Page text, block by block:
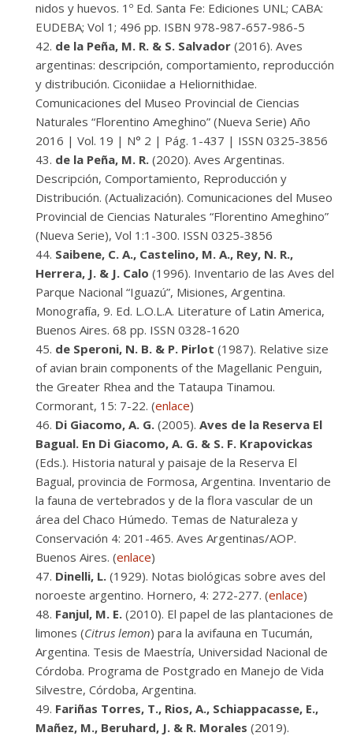
nidos y huevos. 1º Ed. Santa Fe: Ediciones UNL; CABA:
EUDEBA; Vol 1; 496 pp. ISBN 978-987-657-986-5
de la Peña, M. R. & S. Salvador (2016). Aves
argentinas: descripción, comportamiento, reproducción
y distribución. Ciconiidae a Heliornithidae.
Comunicaciones del Museo Provincial de Ciencias
Naturales “Florentino Ameghino” (Nueva Serie) Año
2016 | Vol. 19 | N° 2 | Pág. 1-437 | ISSN 0325-3856
de la Peña, M. R. (2020). Aves Argentinas.
Descripción, Comportamiento, Reproducción y
Distribución. (Actualización). Comunicaciones del Museo
Provincial de Ciencias Naturales “Florentino Ameghino”
(Nueva Serie), Vol 1:1-300. ISSN 0325-3856
Saibene, C. A., Castelino, M. A., Rey, N. R.,
Herrera, J. & J. Calo (1996). Inventario de las Aves del
Parque Nacional “Iguazú”, Misiones, Argentina.
Monografía, 9. Ed. L.O.L.A. Literature of Latin America,
Buenos Aires. 68 pp. ISSN 0328-1620
de Speroni, N. B. & P. Pirlot (1987). Relative size
of avian brain components of the Magellanic Penguin,
the Greater Rhea and the Tataupa Tinamou.
Cormorant, 15: 7-22. (enlace)
Di Giacomo, A. G. (2005). Aves de la Reserva El
Bagual. En Di Giacomo, A. G. & S. F. Krapovickas
(Eds.). Historia natural y paisaje de la Reserva El
Bagual, provincia de Formosa, Argentina. Inventario de
la fauna de vertebrados y de la flora vascular de un
área del Chaco Húmedo. Temas de Naturaleza y
Conservación 4: 201-465. Aves Argentinas/AOP.
Buenos Aires. (enlace)
Dinelli, L. (1929). Notas biológicas sobre aves del
noroeste argentino. Hornero, 4: 272-277. (enlace)
Fanjul, M. E. (2010). El papel de las plantaciones de
limones (Citrus lemon) para la avifauna en Tucumán,
Argentina. Tesis de Maestría, Universidad Nacional de
Córdoba. Programa de Postgrado en Manejo de Vida
Silvestre, Córdoba, Argentina.
Fariñas Torres, T., Rios, A., Schiappacasse, E.,
Mañez, M., Beruhard, J. & R. Morales (2019).